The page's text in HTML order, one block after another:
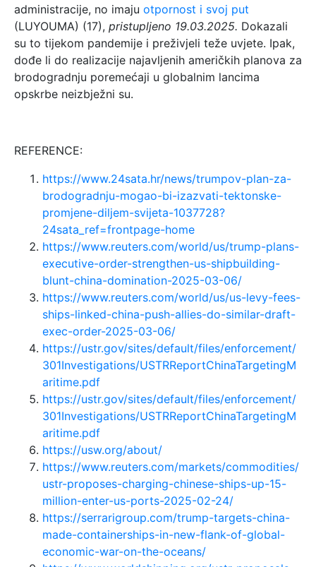
administracije, no imaju otpornost i svoj put
(LUYOUMA) (17), pristupljeno 19.03.2025. Dokazali
su to tijekom pandemije i preživjeli teže uvjete. Ipak,
dođe li do realizacije najavljenih američkih planova za
brodogradnju poremećaji u globalnim lancima
opskrbe neizbježni su.
REFERENCE:
https://www.24sata.hr/news/trumpov-plan-za-
brodogradnju-mogao-bi-izazvati-tektonske-
promjene-diljem-svijeta-1037728?
24sata_ref=frontpage-home
https://www.reuters.com/world/us/trump-plans-
executive-order-strengthen-us-shipbuilding-
blunt-china-domination-2025-03-06/
https://www.reuters.com/world/us/us-levy-fees-
ships-linked-china-push-allies-do-similar-draft-
exec-order-2025-03-06/
https://ustr.gov/sites/default/files/enforcement/
301Investigations/USTRReportChinaTargetingM
aritime.pdf
https://ustr.gov/sites/default/files/enforcement/
301Investigations/USTRReportChinaTargetingM
aritime.pdf
https://usw.org/about/
https://www.reuters.com/markets/commodities/
ustr-proposes-charging-chinese-ships-up-15-
million-enter-us-ports-2025-02-24/
https://serrarigroup.com/trump-targets-china-
made-containerships-in-new-flank-of-global-
economic-war-on-the-oceans/